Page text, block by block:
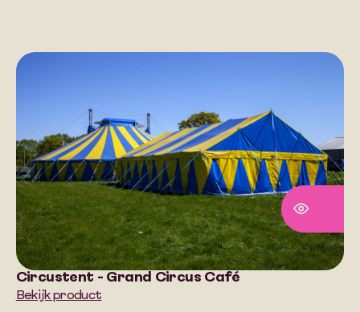
Circustent - Grand Circus Café
Bekijk product